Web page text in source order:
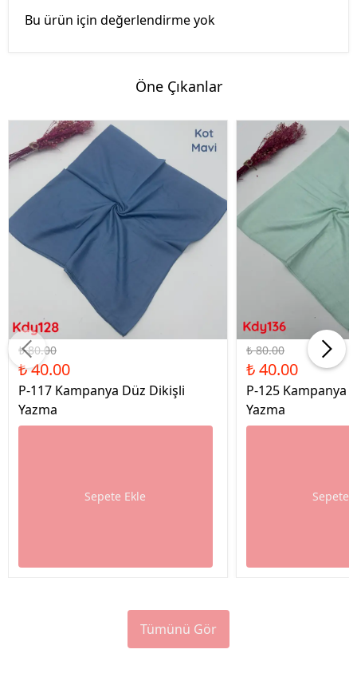
Bu ürün için değerlendirme yok
Öne Çıkanlar
%50 İndirim
₺ 80.00
₺ 40.00
P-117 Kampanya Düz Dikişli
Yazma
Sepete Ekle
%50 İndirim
₺ 80.00
₺ 40.00
P-125 Kampanya
Yazma
Sepete
Tümünü Gör